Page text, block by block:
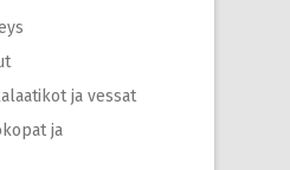
ja vessat
ja